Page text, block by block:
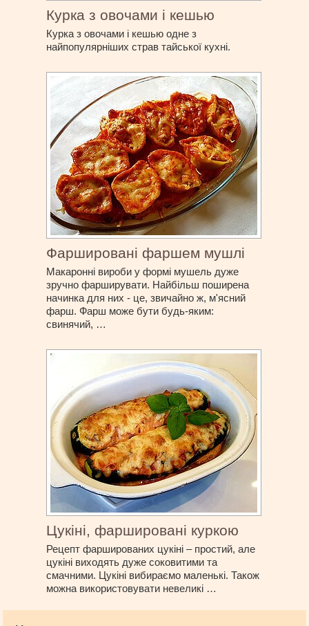
Курка з овочами і кешью
Курка з овочами і кешью одне з
найпопулярніших страв тайської кухні.
Фаршировані фаршем мушлі
Макаронні вироби у формі мушель дуже
зручно фарширувати. Найбільш поширена
начинка для них - це, звичайно ж, м'ясний
фарш. Фарш може бути будь-яким:
свинячий, …
Цукіні, фаршировані куркою
Рецепт фаршированих цукіні – простий, але
цукіні виходять дуже соковитими та
смачними. Цукіні вибираємо маленькі. Також
можна використовувати невеликі …